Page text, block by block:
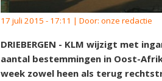
17 juli 2015 - 17:11 | Door: onze redactie
DRIEBERGEN - KLM wijzigt met
aantal bestemmingen in Oost-
week zowel heen als terug